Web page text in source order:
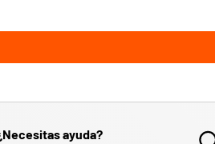
ayuda?